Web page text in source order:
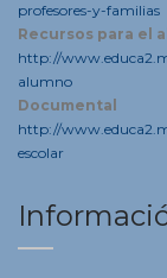
profesores-y-familias
Recursos para el
http://
alumno
Documental
http://
escolar